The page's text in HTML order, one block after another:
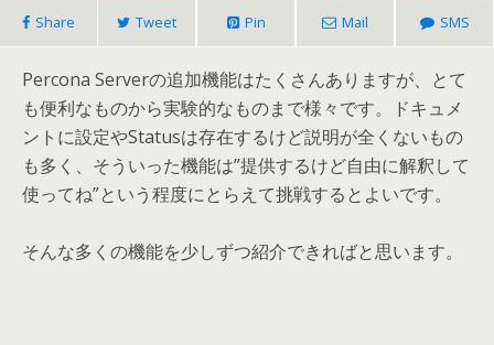
Share Tweet Pin Mail SMS
Percona Serverの追加機能はたくさんありますが、とて
も便利なものから実験的なものまで様々です。ドキュメ
ントに設定やStatusは存在するけど説明が全くないもの
も多く、そういった機能は”提供するけど自由に解釈して
使ってね”という程度にとらえて挑戦するとよいです。
そんな多くの機能を少しずつ紹介できればと思います。